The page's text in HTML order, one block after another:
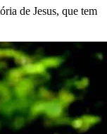
de Jesus, que tem